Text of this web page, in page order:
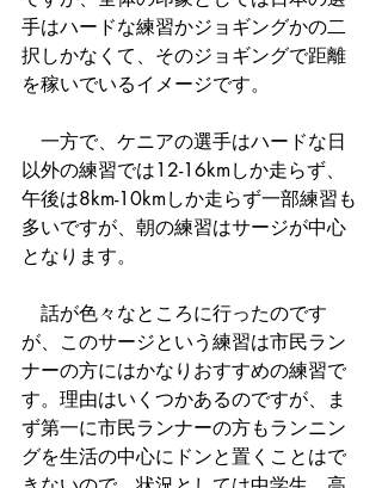
手はハードな練習かジョギングかの二
択しかなくて、そのジョギングで距離
を稼いでいるイメージです。
一方で、ケニアの選手はハードな日
以外の練習では12-16kmしか走らず、
午後は8km-10kmしか走らず一部練習も
多いですが、朝の練習はサージが中心
となります。
話が色々なところに行ったのです
が、このサージという練習は市民ラン
ナーの方にはかなりおすすめの練習で
す。理由はいくつかあるのですが、ま
ず第一に市民ランナーの方もランニン
グを生活の中心にドンと置くことはで